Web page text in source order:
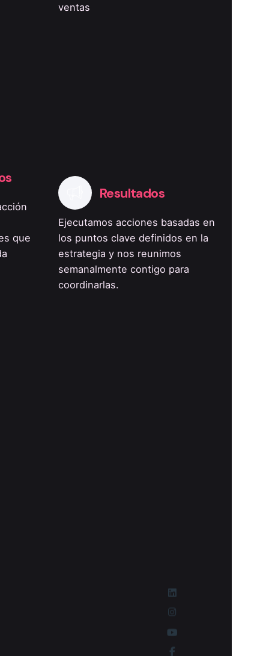
que
ventas
Resultados
Ejecutamos acciones basadas en
los puntos clave definidos en la
estrategia y nos reunimos
semanalmente contigo para
coordinarlas.